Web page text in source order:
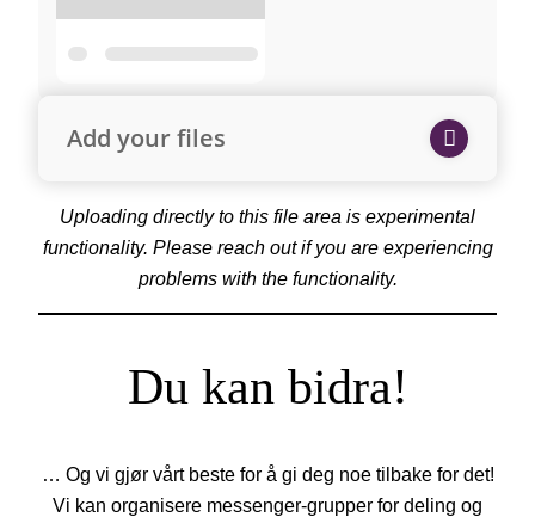
Add your files
Uploading directly to this file area is experimental
functionality. Please reach out if you are experiencing
problems with the functionality.
Du kan bidra!
… Og vi gjør vårt beste for å gi deg noe tilbake for det!
Vi kan organisere messenger-grupper for deling og